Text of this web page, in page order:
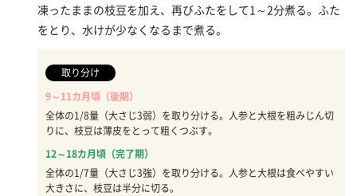
凍ったままの枝豆を加え、再びふたをして1～2分煮る。ふた
をとり、水けが少なくなるまで煮る。
取り分け
9～11カ月頃（後期）
全体の1/8量（大さじ3弱）を取り分ける。人参と大根を粗みじん切
りに、枝豆は薄皮をとって粗くつぶす。
12～18カ月頃（完了期）
全体の1/7量（大さじ3強）を取り分ける。人参と大根は食べやすい
大きさに、枝豆は半分に切る。